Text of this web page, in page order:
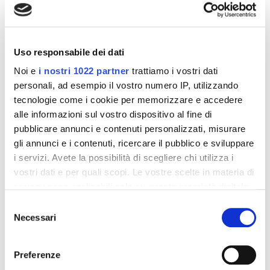
Uso responsabile dei dati
Noi e i nostri 1022 partner trattiamo i vostri dati
personali, ad esempio il vostro numero IP, utilizzando
tecnologie come i cookie per memorizzare e accedere
alle informazioni sul vostro dispositivo al fine di
pubblicare annunci e contenuti personalizzati, misurare
gli annunci e i contenuti, ricercare il pubblico e sviluppare
i servizi. Avete la possibilità di scegliere chi utilizza i
vostri dati e per quali scopi. Le vostre scelte in materia di
modificare o revocare il proprio consenso in qualsiasi
momento dalla Dichiarazione sui cookie o facendo clic
delNecessari
Preferenze
simboli di errore. Al termine di tutti gli stick a disposizione
smaltimento in modo adeguato. Assicurarsi di ripulire il
portastick se questo viene a contatto con l'urina
durante un test.
Formato:
Pack con 10 stick e un test di ovulazione digitale
Clearblue
Dettagli del prodotto
Recensioni